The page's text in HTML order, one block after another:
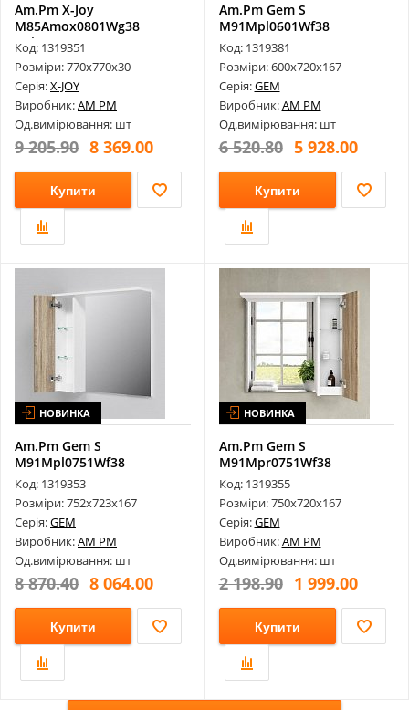
Am.Pm X-Joy
M85Amox0801Wg38
Універсальне Дзеркало З
...
Код: 1319351
Розміри: 770х770х30
Серія:X-JOY
Виробник:AM PM
Од.вимірювання: шт
9 205.90 8 369.00
Купити
Am.Pm Gem S
M91Mpl0601Wf38
Дзеркало 60 L
Код: 1319381
Розміри: 600х720х167
Серія:GEM
Виробник:AM PM
Од.вимірювання: шт
6 520.80 5 928.00
Купити
НОВИНКА
Am.Pm Gem S
M91Mpl0751Wf38
Дзеркало 75 L
Код: 1319353
Розміри: 752х723х167
Серія:GEM
Виробник:AM PM
Од.вимірювання: шт
8 870.40 8 064.00
Купити
НОВИНКА
Am.Pm Gem S
M91Mpr0751Wf38
Дзеркало 75 R
Код: 1319355
Розміри: 750х720х167
Серія:GEM
Виробник:AM PM
Од.вимірювання: шт
2 198.90 1 999.00
Купити